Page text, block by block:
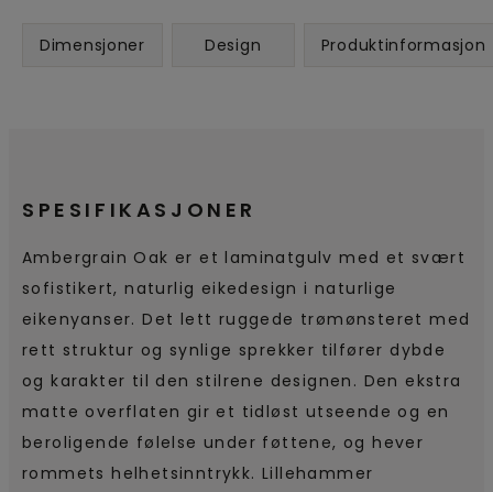
Dimensjoner Design Produktinformasjon
SPESIFIKASJONER
Ambergrain Oak er et laminatgulv med et svært
sofistikert, naturlig eikedesign i naturlige
eikenyanser. Det lett ruggede trømønsteret med
rett struktur og synlige sprekker tilfører dybde
og karakter til den stilrene designen. Den ekstra
matte overflaten gir et tidløst utseende og en
beroligende følelse under føttene, og hever
rommets helhetsinntrykk. Lillehammer